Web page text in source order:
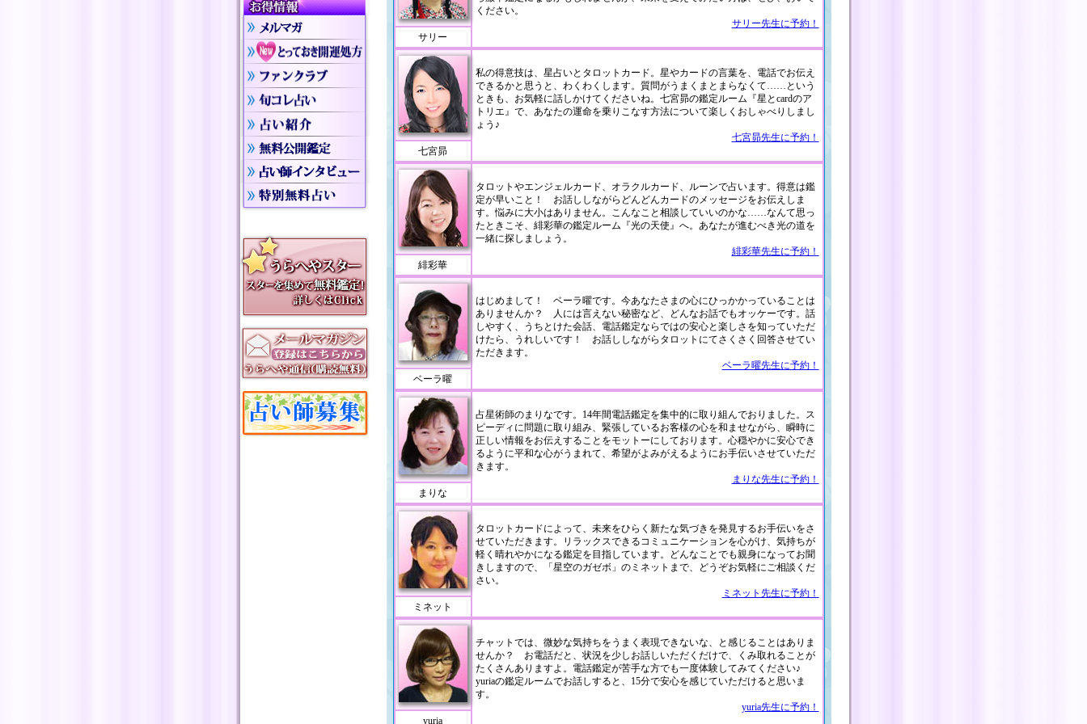
ください。
サリー先生に予約！
サリー
私の得意技は、星占いとタロットカード。星やカードの言葉を、電話でお伝え
できるかと思うと、わくわくします。質問がうまくまとまらなくて……という
ときも、お気軽に話しかけてくださいね。七宮昴の鑑定ルーム『星とcardのア
トリエ』で、あなたの運命を乗りこなす方法について楽しくおしゃべりしまし
ょう♪
七宮昴先生に予約！
七宮昴
タロットやエンジェルカード、オラクルカード、ルーンで占います。得意は鑑
定が早いこと！ お話ししながらどんどんカードのメッセージをお伝えしま
す。悩みに大小はありません。こんなこと相談していいのかな……なんて思っ
たときこそ、緋彩華の鑑定ルーム『光の天使』へ。あなたが進むべき光の道を
一緒に探しましょう。
緋彩華先生に予約！
緋彩華
はじめまして！ ベーラ曜です。今あなたさまの心にひっかかっていることは
ありませんか？ 人には言えない秘密など、どんなお話でもオッケーです。話
しやすく、うちとけた会話、電話鑑定ならではの安心と楽しさを知っていただ
けたら、うれしいです！ お話ししながらタロットにてさくさく回答させてい
ただきます。
ベーラ曜先生に予約！
ベーラ曜
占星術師のまりなです。14年間電話鑑定を集中的に取り組んでおりました。ス
ピーディに問題に取り組み、緊張しているお客様の心を和ませながら、瞬時に
正しい情報をお伝えすることをモットーにしております。心穏やかに安心でき
るように平和な心がうまれて、希望がよみがえるようにお手伝いさせていただ
きます。
まりな先生に予約！
まりな
タロットカードによって、未来をひらく新たな気づきを発見するお手伝いをさ
せていただきます。リラックスできるコミュニケーションを心がけ、気持ちが
軽く晴れやかになる鑑定を目指しています。どんなことでも親身になってお聞
きしますので、「星空のガゼボ」のミネットまで、どうぞお気軽にご相談くだ
さい。
ミネット先生に予約！
ミネット
チャットでは、微妙な気持ちをうまく表現できないな、と感じることはありま
せんか？ お電話だと、状況を少しお話しいただくだけで、くみ取れることが
たくさんありますよ。電話鑑定が苦手な方でも一度体験してみてください♪
yuriaの鑑定ルームでお話しすると、15分で安心を感じていただけると思いま
す。
yuria先生に予約！
yuria